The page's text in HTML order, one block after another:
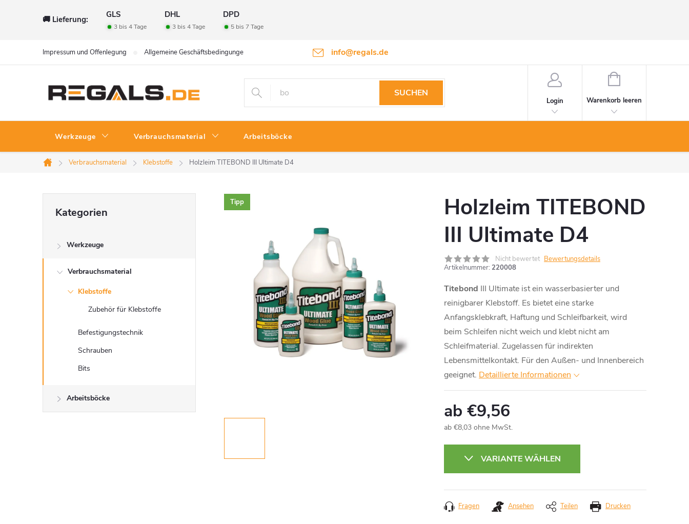
🚚 Lieferung: GLS DHL DPD
3 bis 4 Tage 3 bis 4 Tage 5 bis 7 Tage
info@regals.de
Impressum und Offenlegung Allgemeine Geschäftsbedingungen Datenschutzbestimmungen Rückgabeinformationen
SUCHEN
Login
WARENKORB
Warenkorb leeren
Werkzeuge Verbrauchsmaterial Arbeitsböcke
Startseite
Verbrauchsmaterial Klebstoffe Holzleim TITEBOND III Ultimate D4
i
e
i
überspringen
Kategorien
Werkzeuge
Verbrauchsmaterial
Klebstoffe
Zubehör für Klebstoffe
Befestigungstechnik
Schrauben
Bits
Arbeitsböcke
Tipp
Holzleim TITEBOND
III Ultimate D4
Nicht bewertet Bewertungsdetails
Artikelnummer: 220008
Titebond III Ultimate ist ein wasserbasierter und
reinigbarer Klebstoff. Es bietet eine starke
Anfangsklebkraft, Haftung und Schleifbarkeit, wird
beim Schleifen nicht weich und klebt nicht am
Schleifmaterial. Zugelassen für indirekten
Lebensmittelkontakt. Für den Außen- und Innenbereich
geeignet. Detaillierte Informationen
ab €9,56
ab €8,03 ohne MwSt.
VARIANTE WÄHLEN
Drucken
Fragen Ansehen Teilen